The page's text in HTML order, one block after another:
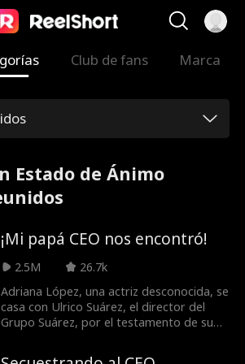
Club de fans Marca
Estado de Ánimo
¡Mi papá CEO nos encontró!
2.5M
26.7k
Adriana López, una actriz desconocida, se
casa con Ulrico Suárez, el director del
Grupo Suárez, por el testamento de su
ella pide el divorcio. 6 años después, la